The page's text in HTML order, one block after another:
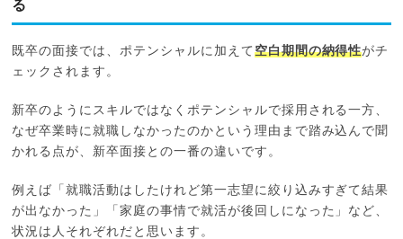
る
既卒の面接では、ポテンシャルに加えて 空白期間の納得性がチ
ェックされます。
新卒のようにスキルではなくポテンシャルで採用される一方、
なぜ卒業時に就職しなかったのかという理由まで踏み込んで聞
かれる点が、新卒面接との一番の違いです。
例えば「就職活動はしたけれど第一志望に絞り込みすぎて結果
が出なかった」「家庭の事情で就活が後回しになった」など、
状況は人それぞれだと思います。